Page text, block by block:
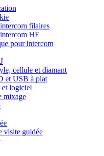
filaires
HF
pour intercom
cellule et diamant
et USB à plat
logiciel
mixage
visite guidée